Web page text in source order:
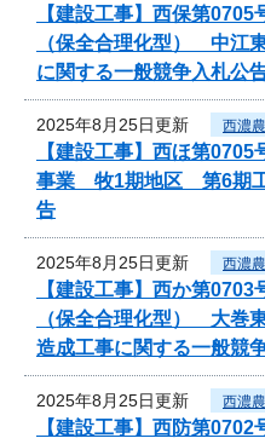
【建設工事】西保第
（保全合理化型） 中江
に関する一般競争入札公
2025年8月25日更新 西濃
【建設工事】西ほ第
事業 牧1期地区 第6期工
告
2025年8月25日更新 西濃
【建設工事】西か第
（保全合理化型） 大巻
造成工事に関する一般競
2025年8月25日更新 西濃
【建設工事】西防第